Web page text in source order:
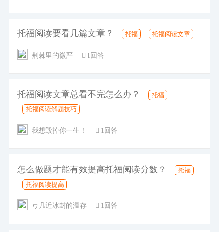
托福阅读要看几篇文章？ 托福 托福阅读文章
荆棘里的微严 1回答
托福阅读文章总看不完怎么办？
托福
托福阅读解题技巧
我想毁掉你一生！ 1回答
怎么做题才能有效提高托福阅读分数？
托福
托福阅读提高
ヮ几近冰封的温存 1回答